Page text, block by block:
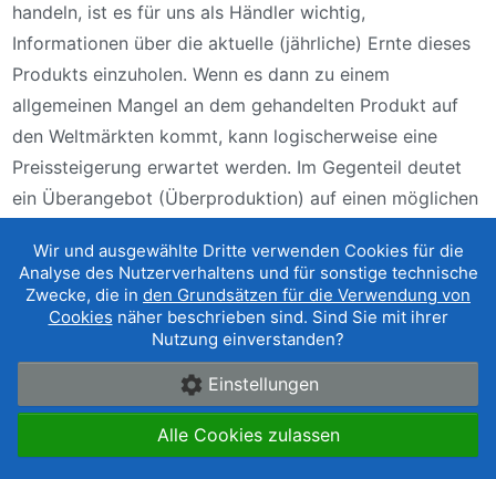
handeln, ist es für uns als Händler wichtig,
Informationen über die aktuelle (jährliche) Ernte dieses
Produkts einzuholen. Wenn es dann zu einem
allgemeinen Mangel an dem gehandelten Produkt auf
den Weltmärkten kommt, kann logischerweise eine
Preissteigerung erwartet werden. Im Gegenteil deutet
ein Überangebot (Überproduktion) auf einen möglichen
Wenn wir über Veränderungen innerhalb eines Jahres
sprechen würden, treten die größten Veränderungen
zwischen Winter und Sommer auf. Hier bieten sich
Schwankungen zwischen der Erntezeit und dem Winter
an. Der Anschein kann jedoch trügen, wie wir im Fall
von Futures-Kontrakten auf Weizen sehen. Aus der
Wir und ausgewählte Dritte verwenden Cookies für die
Analyse des Nutzerverhaltens und für sonstige technische
Zwecke, die in den Grundsätzen für die Verwendung von
Cookies näher beschrieben sind. Sind Sie mit ihrer
Nutzung einverstanden?
Einstellungen
Alle Cookies zulassen